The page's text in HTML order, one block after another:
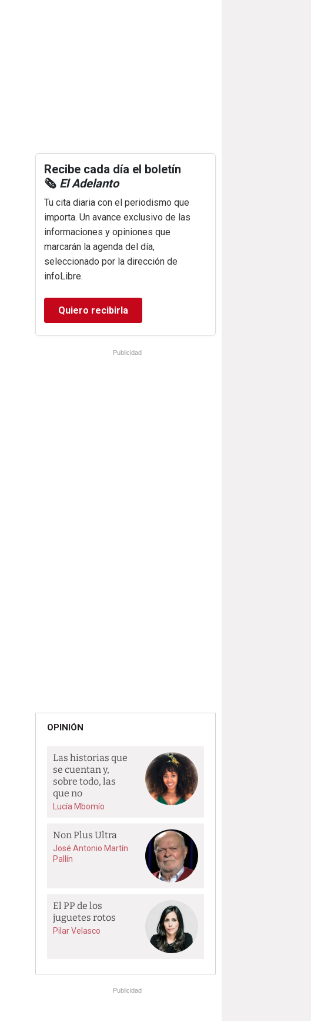
Recibe cada día el boletín
🗞️ El Adelanto
Tu cita diaria con el periodismo que
importa. Un avance exclusivo de las
informaciones y opiniones que
marcarán la agenda del día,
seleccionado por la dirección de
infoLibre.
Quiero recibirla
Publicidad
OPINIÓN
Las historias que
se cuentan y,
sobre todo, las
que no
Lucía Mbomío
Non Plus Ultra
José Antonio Martín
Pallín
El PP de los
juguetes rotos
Pilar Velasco
Publicidad